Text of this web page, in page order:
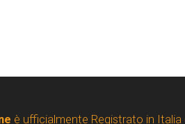
è ufficialmente Registrato in Italia